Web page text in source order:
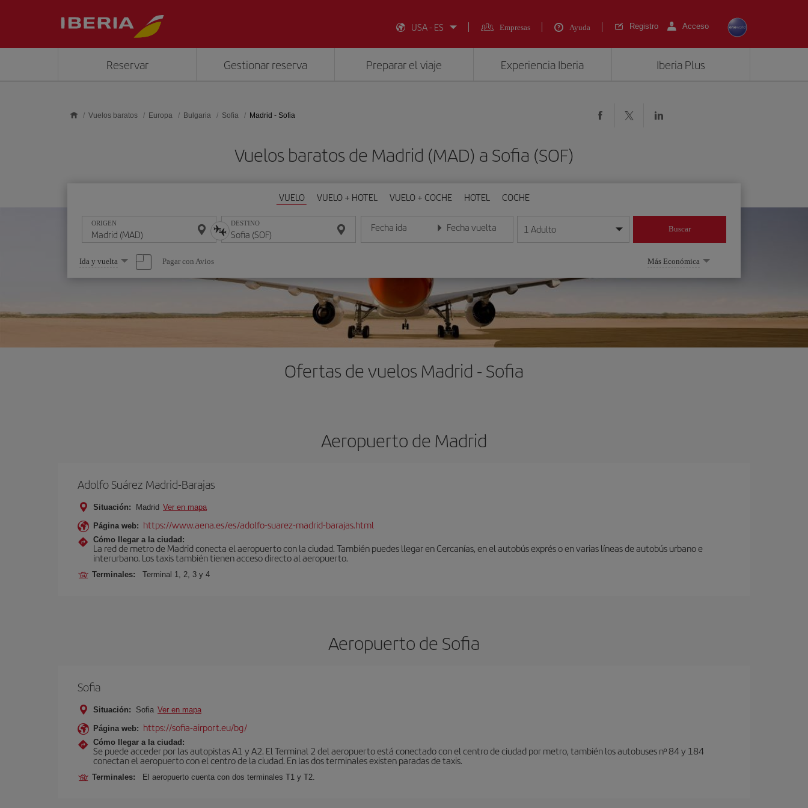
USA - ES
Empresas Ayuda Registro Acceso
Reservar Gestionar reserva Preparar el viaje Experiencia Iberia Iberia Plus
Vuelos baratos Europa Bulgaria Sofia Madrid - Sofia
Vuelos baratos de Madrid (MAD) a Sofia (SOF)
VUELO VUELO + HOTEL VUELO + COCHE HOTEL COCHE
ORIGEN DESTINO Fecha ida
Introduce la fecha en formato día/mes/año
Fecha vuelta
Introduce la fecha en formato día/mes/año
1 Adulto Buscar
Seleccione
una
opción
Ida y vuelta Pagar con Avios Más Económica
Ofertas de vuelos Madrid - Sofia
Aeropuerto de Madrid
Adolfo Suárez Madrid-Barajas
Situación: Madrid Ver en mapa
Página web: https://www.aena.es/es/adolfo-suarez-madrid-barajas.html
Cómo llegar a la ciudad:
La red de metro de Madrid conecta el aeropuerto con la ciudad. También puedes llegar en Cercanías, en el autobús exprés o en varias líneas de autobús urbano e
interurbano. Los taxis también tienen acceso directo al aeropuerto.
Terminales: Terminal 1, 2, 3 y 4
Aeropuerto de Sofia
Sofia
Situación: Sofia Ver en mapa
Página web: https://sofia-airport.eu/bg/
Cómo llegar a la ciudad:
Se puede acceder por las autopistas A1 y A2. El Terminal 2 del aeropuerto está conectado con el centro de ciudad por metro, también los autobuses nº 84 y 184
conectan el aeropuerto con el centro de la ciudad. En las dos terminales existen paradas de taxis.
Terminales: El aeropuerto cuenta con dos terminales T1 y T2.